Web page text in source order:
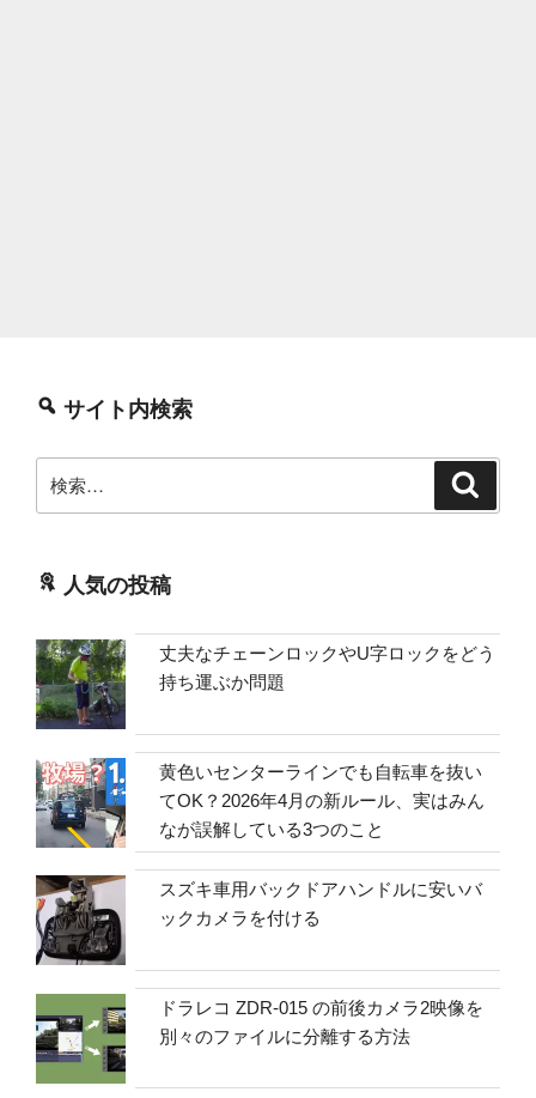
サイト内検索
索:
人気の投稿
丈夫なチェーンロックやU字ロックをどう
持ち運ぶか問題
黄色いセンターラインでも自転車を抜い
てOK？2026年4月の新ルール、実はみん
なが誤解している3つのこと
スズキ車用バックドアハンドルに安いバ
ックカメラを付ける
ドラレコ ZDR-015 の前後カメラ2映像を
別々のファイルに分離する方法